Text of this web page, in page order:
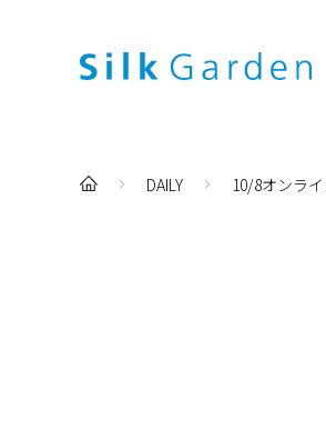
DAILY 10/8オンラ